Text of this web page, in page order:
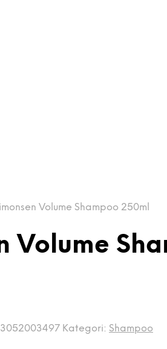
Volume Shampoo 250ml
Volume
kr..
Kategori: Shampoo